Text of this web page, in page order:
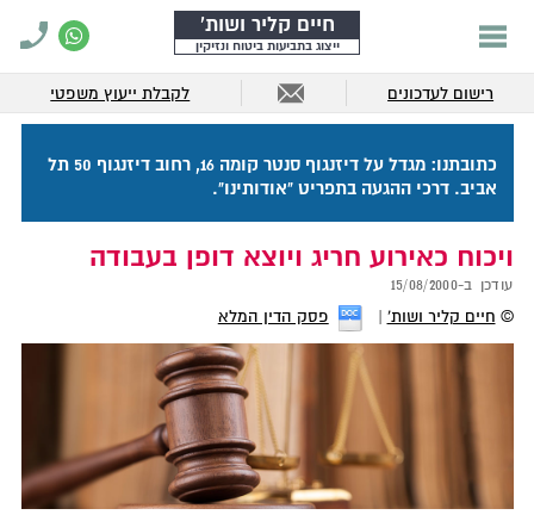
חיים קליר ושות'
ייצוג בתביעות ביטוח ונזיקין
רישום לעדכונים לקבלת ייעוץ משפטי
כתובתנו: מגדל על דיזנגוף סנטר קומה 16, רחוב דיזנגוף 50 תל
אביב. דרכי ההגעה בתפריט "אודותינו".
ויכוח כאירוע חריג ויוצא דופן בעבודה
עודכן ב-15/08/2000
© חיים קליר ושות' פסק הדין המלא